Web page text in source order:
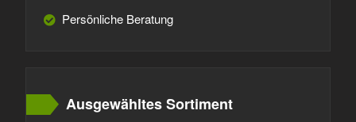
Persönliche Beratung
Ausgewähltes Sortiment